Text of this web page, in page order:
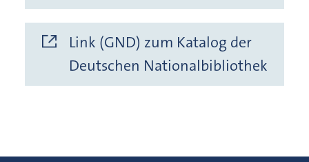
Link (GND) zum Katalog der
Deutschen Nationalbibliothek